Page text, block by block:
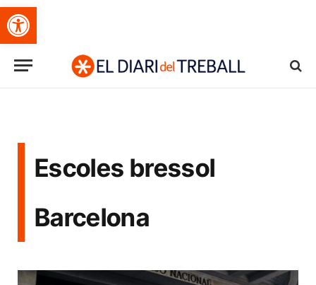
Obre la barra d'eines
Escoles bressol
Barcelona